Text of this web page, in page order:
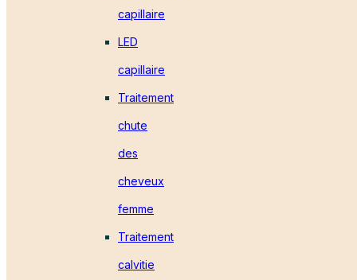
capillaire
LED
capillaire
Traitement
chute
des
cheveux
femme
Traitement
calvitie